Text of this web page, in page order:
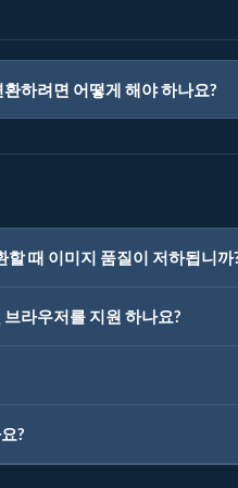
하려면 어떻게 해야 하나요?
때 이미지 품질이 저하됩니까
라우저를 지원 하나요?
?